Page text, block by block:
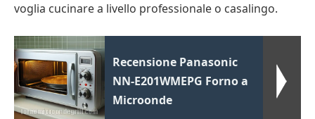
voglia cucinare a livello professionale o casalingo.
Recensione Panasonic
NN-E201WMEPG Forno a
Microonde